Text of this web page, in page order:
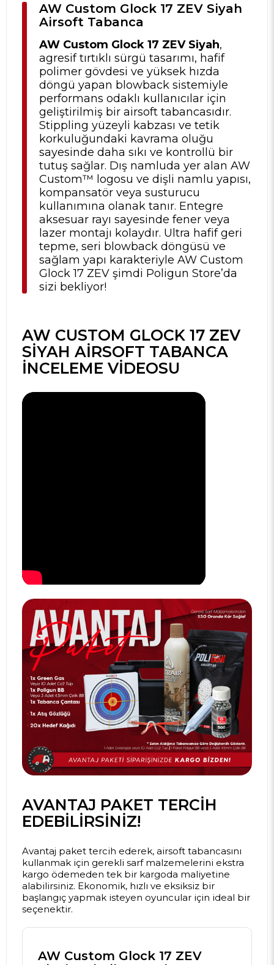
AW Custom Glock 17 ZEV Siyah
Airsoft Tabanca
AW Custom Glock 17 ZEV Siyah,
agresif tırtıklı sürgü tasarımı, hafif
polimer gövdesi ve yüksek hızda
döngü yapan blowback sistemiyle
performans odaklı kullanıcılar için
geliştirilmiş bir airsoft tabancasıdır.
Stippling yüzeyli kabzası ve tetik
korkuluğundaki kavrama oluğu
sayesinde daha sıkı ve kontrollü bir
tutuş sağlar. Dış namluda yer alan AW
Custom™ logosu ve dişli namlu yapısı,
kompansatör veya susturucu
kullanımına olanak tanır. Entegre
aksesuar rayı sayesinde fener veya
lazer montajı kolaydır. Ultra hafif geri
tepme, seri blowback döngüsü ve
sağlam yapı karakteriyle AW Custom
Glock 17 ZEV şimdi Poligun Store’da
sizi bekliyor!
AW CUSTOM GLOCK 17 ZEV
SIYAH AIRSOFT TABANCA
İNCELEME VIDEOSU
AVANTAJ PAKET TERCIH
EDEBILIRSINIZ!
Avantaj paket tercih ederek, airsoft tabancasını
kullanmak için gerekli sarf malzemelerini ekstra
kargo ödemeden tek bir kargoda maliyetine
alabilirsiniz. Ekonomik, hızlı ve eksiksiz bir
başlangıç yapmak isteyen oyuncular için ideal bir
seçenektir.
AW Custom Glock 17 ZEV